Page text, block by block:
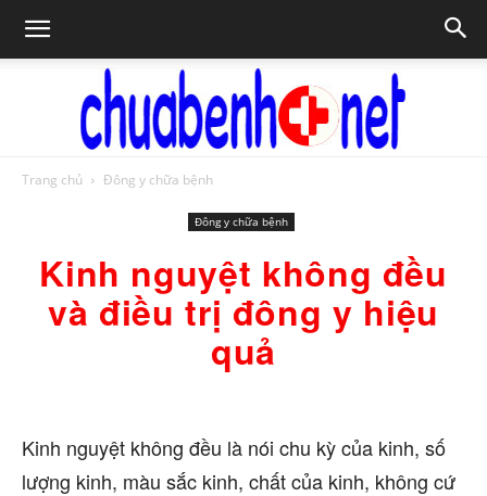
Trang chủ Đông y chữa bệnh
Đông y chữa bệnh
Kinh nguyệt không đều
và điều trị đông y hiệu
quả
Kinh nguyệt không đều là nói chu kỳ của kinh, số
lượng kinh, màu sắc kinh, chất của kinh, không cứ